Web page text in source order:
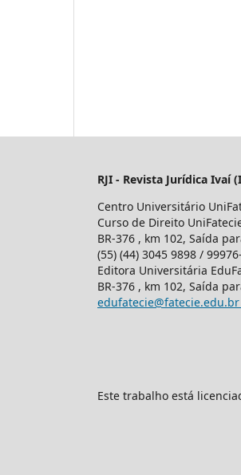
RJI - Revista Jurídica Ivaí
Centro Universitário
Curso de Direito
BR-376 , km 102, Saída
(55) (44) 3045 9898 /
Editora Universitária
BR-376 , km 102, Saída
edufatecie@fatecie.edu.br
Este trabalho está